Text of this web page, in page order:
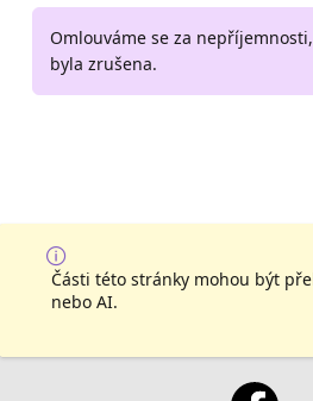
Omlouváme se za
byla zrušena.
Části této stránky mohou být
nebo AI.